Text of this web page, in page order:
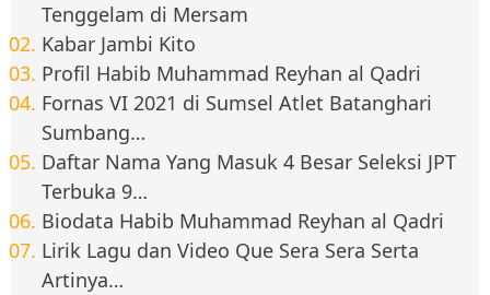
Tenggelam di Mersam
Kabar Jambi Kito
Profil Habib Muhammad Reyhan al Qadri
Fornas VI 2021 di Sumsel Atlet Batanghari
Sumbang…
Daftar Nama Yang Masuk 4 Besar Seleksi JPT
Terbuka 9…
Biodata Habib Muhammad Reyhan al Qadri
Lirik Lagu dan Video Que Sera Sera Serta
Artinya…